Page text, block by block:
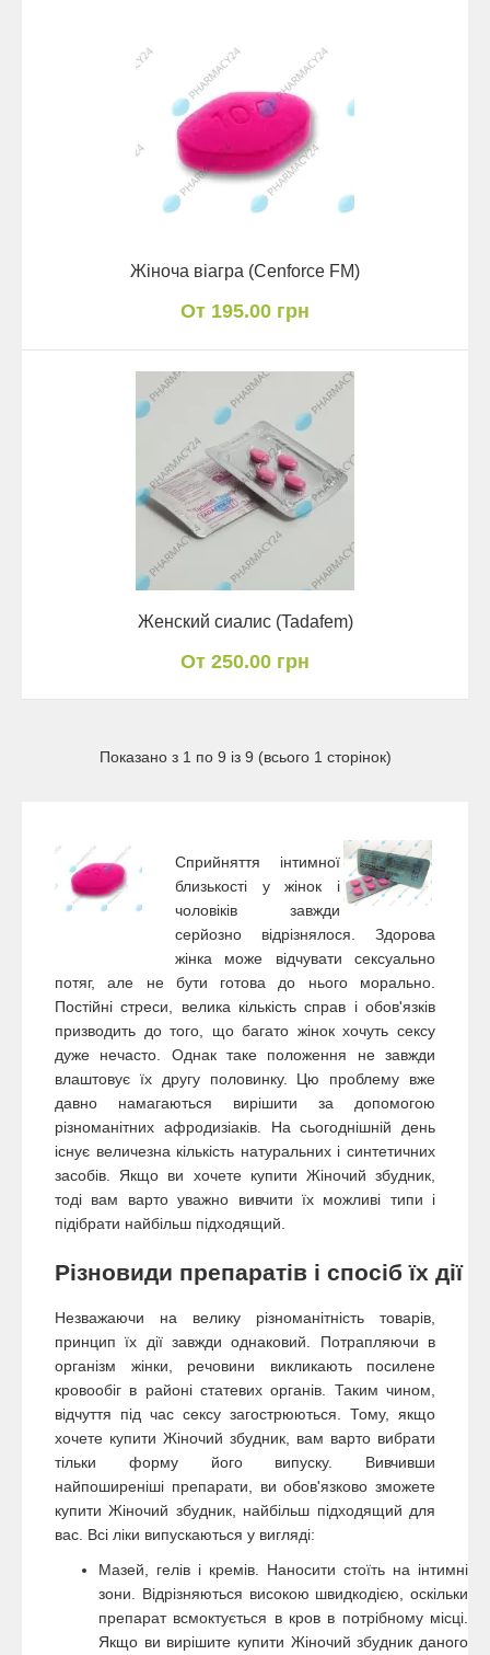
Жіноча віагра (Cenforce FM)
От 195.00 грн
Женский сиалис (Tadafem)
От 250.00 грн
Показано з 1 по 9 із 9 (всього 1 сторінок)
Сприйняття інтимної
близькості у жінок і
чоловіків завжди
серйозно відрізнялося. Здорова
жінка може відчувати сексуально
потяг, але не бути готова до нього морально.
Постійні стреси, велика кількість справ і обов'язків
призводить до того, що багато жінок хочуть сексу
дуже нечасто. Однак таке положення не завжди
влаштовує їх другу половинку. Цю проблему вже
давно намагаються вирішити за допомогою
різноманітних афродизіаків. На сьогоднішній день
існує величезна кількість натуральних і синтетичних
засобів. Якщо ви хочете купити Жіночий збудник,
тоді вам варто уважно вивчити їх можливі типи і
підібрати найбільш підходящий.
Різновиди препаратів і спосіб їх дії
Незважаючи на велику різноманітність товарів,
принцип їх дії завжди однаковий. Потрапляючи в
організм жінки, речовини викликають посилене
кровообіг в районі статевих органів. Таким чином,
відчуття під час сексу загострюються. Тому, якщо
хочете купити Жіночий збудник, вам варто вибрати
тільки форму його випуску. Вивчивши
найпоширеніші препарати, ви обов'язково зможете
купити Жіночий збудник, найбільш підходящий для
вас. Всі ліки випускаються у вигляді:
Мазей, гелів і кремів. Наносити стоїть на інтимні
зони. Відрізняються високою швидкодією, оскільки
препарат всмоктується в кров в потрібному місці.
Якщо ви вирішите купити Жіночий збудник даного